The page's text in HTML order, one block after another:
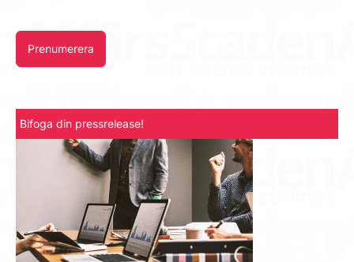
Prenumerera
Bifoga din pressrelease!